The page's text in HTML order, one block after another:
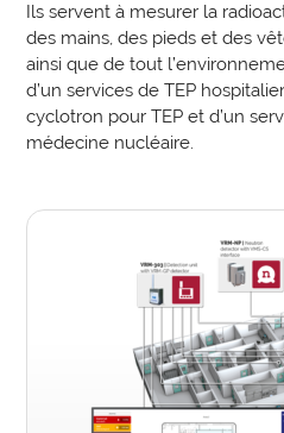
Ils servent à mesurer la
des mains, des pieds et des
ainsi que de tout
d’un services de TEP
cyclotron pour TEP et d’un
médecine nucléaire.